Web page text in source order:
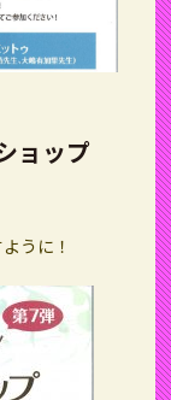
ョップ
うに！